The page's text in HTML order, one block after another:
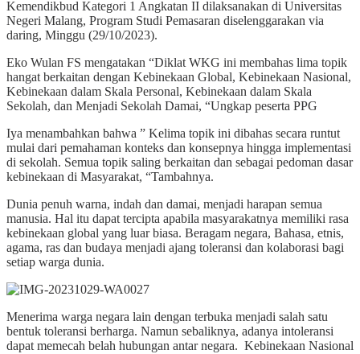
Kemendikbud Kategori 1 Angkatan II dilaksanakan di Universitas
Negeri Malang, Program Studi Pemasaran diselenggarakan via
daring, Minggu (29/10/2023).
Eko Wulan FS mengatakan “Diklat WKG ini membahas lima topik
hangat berkaitan dengan Kebinekaan Global, Kebinekaan Nasional,
Kebinekaan dalam Skala Personal, Kebinekaan dalam Skala
Sekolah, dan Menjadi Sekolah Damai, “Ungkap peserta PPG
Iya menambahkan bahwa ” Kelima topik ini dibahas secara runtut
mulai dari pemahaman konteks dan konsepnya hingga implementasi
di sekolah. Semua topik saling berkaitan dan sebagai pedoman dasar
kebinekaan di Masyarakat, “Tambahnya.
Dunia penuh warna, indah dan damai, menjadi harapan semua
manusia. Hal itu dapat tercipta apabila masyarakatnya memiliki rasa
kebinekaan global yang luar biasa. Beragam negara, Bahasa, etnis,
agama, ras dan budaya menjadi ajang toleransi dan kolaborasi bagi
setiap warga dunia.
Menerima warga negara lain dengan terbuka menjadi salah satu
bentuk toleransi berharga. Namun sebaliknya, adanya intoleransi
dapat memecah belah hubungan antar negara. Kebinekaan Nasional